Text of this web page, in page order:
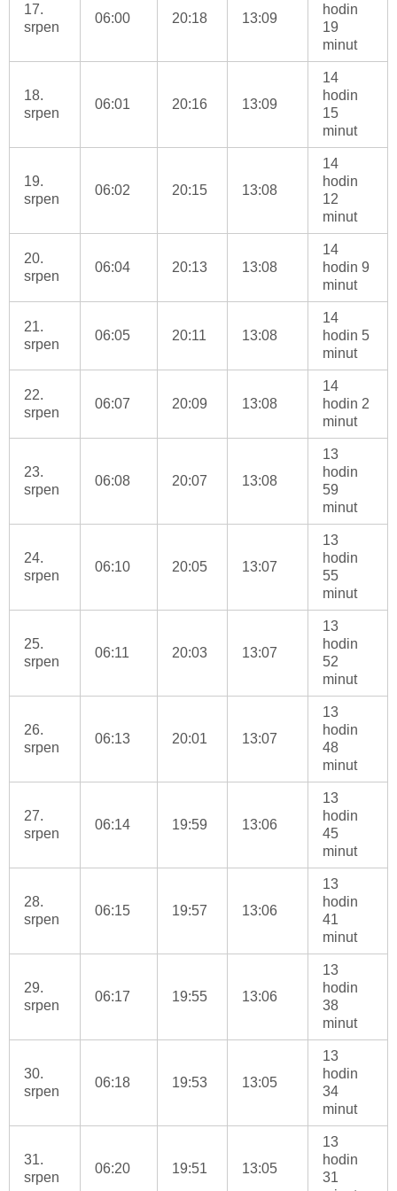
17.
srpen
06:00 20:18 13:09
hodin
19
minut
18.
srpen
06:01 20:16 13:09
14
hodin
15
minut
19.
srpen
06:02 20:15 13:08
14
hodin
12
minut
20.
srpen
06:04 20:13 13:08
14
hodin 9
minut
21.
srpen
06:05 20:11 13:08
14
hodin 5
minut
22.
srpen
06:07 20:09 13:08
14
hodin 2
minut
23.
srpen
06:08 20:07 13:08
13
hodin
59
minut
24.
srpen
06:10 20:05 13:07
13
hodin
55
minut
25.
srpen
06:11 20:03 13:07
13
hodin
52
minut
26.
srpen
06:13 20:01 13:07
13
hodin
48
minut
27.
srpen
06:14 19:59 13:06
13
hodin
45
minut
28.
srpen
06:15 19:57 13:06
13
hodin
41
minut
29.
srpen
06:17 19:55 13:06
13
hodin
38
minut
30.
srpen
06:18 19:53 13:05
13
hodin
34
minut
31.
srpen
06:20 19:51 13:05
13
hodin
31